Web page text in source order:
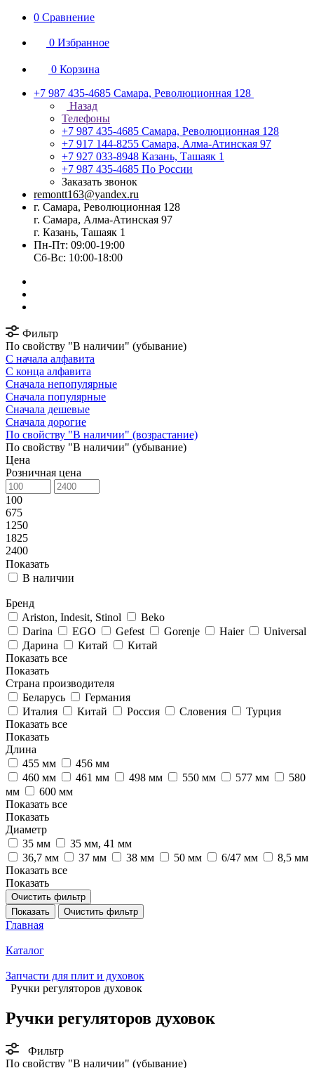
0 Сравнение
0 Избранное
0 Корзина
+7 987 435-4685 Самара, Революционная 128
Назад
Телефоны
+7 987 435-4685 Самара, Революционная 128
+7 917 144-8255 Самара, Алма-Атинская 97
+7 927 033-8948 Казань, Ташаяк 1
+7 987 435-4685 По России
Заказать звонок
remontt163@yandex.ru
г. Самара, Революционная 128
г. Самара, Алма-Атинская 97
г. Казань, Ташаяк 1
Пн-Пт: 09:00-19:00
Сб-Вс: 10:00-18:00
Фильтр
По свойству "В наличии" (убывание)
С начала алфавита
С конца алфавита
Сначала непопулярные
Сначала популярные
Сначала дешевые
Сначала дорогие
По свойству "В наличии" (возрастание)
По свойству "В наличии" (убывание)
Цена
Розничная цена
100
675
1250
1825
2400
Показать
В наличии
Бренд
Ariston, Indesit, Stinol
Beko
Darina
EGO Gefest Gorenje Haier
Universal
Дарина
Китай
Китай
Показать все
Показать
Страна производителя
Беларусь
Германия
Италия
Китай Россия Словения
Турция
Показать все
Показать
Длина
455 мм
456 мм
460 мм
461 мм 498 мм 550 мм 577 мм
580
мм
600 мм
Показать все
Показать
Диаметр
35 мм
35 мм, 41 мм
36,7 мм
37 мм 38 мм 50 мм 6/47 мм
8,5 мм
Показать все
Показать
Очистить фильтр
Показать
Очистить фильтр
Главная
Каталог
Запчасти для плит и духовок
Ручки регуляторов духовок
Ручки регуляторов духовок
Фильтр
По свойству "В наличии" (убывание)